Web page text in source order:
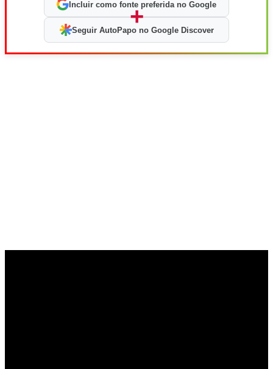
Incluir como fonte preferida no Google
+
Seguir AutoPapo no Google Discover